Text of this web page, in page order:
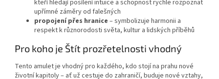
kteří hledají posílení intuice a schopnost rychle rozpoznat
upřímné záměry od falešných
propojení přes hranice – symbolizuje harmonii a
respekt k různorodosti světa, kultur a lidských příběhů
Pro koho je Štít prozřetelnosti vhodný
Tento amulet je vhodný pro každého, kdo stojí na prahu nové
životní kapitoly – ať už cestuje do zahraničí, buduje nové vztahy,